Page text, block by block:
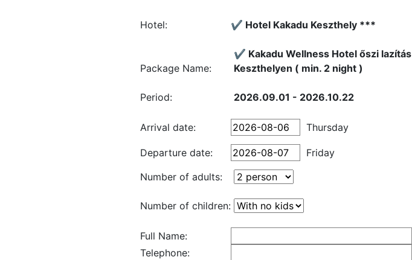
Hotel: ✔️ Hotel Kakadu Keszthely ***
Package Name:
✔️ Kakadu Wellness Hotel őszi lazítás
Keszthelyen ( min. 2 night )
Period: 2026.09.01 - 2026.10.22
Arrival date: Thursday
Departure date:
Friday
Number of adults:
Number of children:
Full Name:
Telephone: